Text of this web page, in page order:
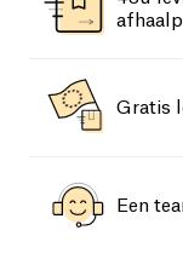
Gratis
Een